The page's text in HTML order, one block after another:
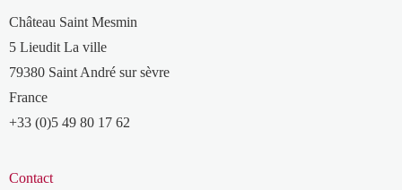
Château Saint Mesmin
5 Lieudit La ville
79380 Saint André sur sèvre
France
+33 (0)5 49 80 17 62
Contact